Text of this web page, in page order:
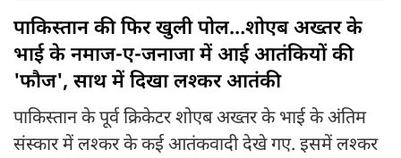
पाकिस्तान की फिर खुली पोल…शोएब अख्तर के
भाई के नमाज-ए-जनाजा में आई आतंकियों की
'फौज', साथ में दिखा लश्कर आतंकी
पाकिस्तान के पूर्व क्रिकेटर शोएब अख्तर के भाई के अंतिम
संस्कार में लश्कर के कई आतंकवादी देखे गए. इसमें लश्कर